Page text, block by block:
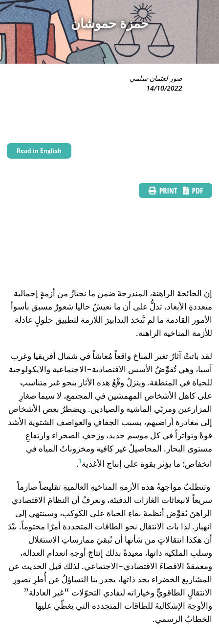
حمزة حموشان
صور لعثمان سلمي
14/10/2022
Read in English
إن الجائحةَ الراهنة، المندرجةَ ضمن ما نجتازُ من أزمةٍ إجمالية
متعددةِ الأبعاد، تدلُّ على أن ما نعيشُ حاليا شعورٌ مسبق بأسوأ
الأمور القادمة ما لم نَّتخذ التدابيرَ اللازمة لتطبيق حلولٍ عادلة
للأزمة المناخية الراهنة.
لقد باتتْ آثارُ تغير المناخ واقعاً مُعاشاً في شمال أفريقيا وغرب
آسيا، وهي تُقوِّضُ الأسس الاقتصادية-الاجتماعية والايكولوجية
للحياة في المنطقة. وينزلُ وقْعُ هذه الأثار بنحو غير متناسب
على كاهل الأشخاص المهمشين في المجتمع، لا سيما صغارِ
المزارعين ومربّي الماشية والصيادين. ويضطرُ بعض الأشخاص
إلى مغادرة أراضيهم، بسبب الجفافِ والعواصف الشتوية الأشد
قوةً وتواتراً في كل موسم جديد، وزحفِ الصحراء وارتفاعِ
مستوى البحار. المحاصيلُ غير كافية ومخزوناتُ المياه في
انخفاض؛ ما يؤثر بقوة على إنتاج الأغذية1
.
وتتطلبُ مواجهةُ هذه الأزمةِ المناخيةِ العالميةِ تقليصاً صارماً
سريعاً لانبعاثات الغازات الدفيئة، ونعرفُ أن النظامَ الاقتصادي
الراهنَ يُقوِّض أنظمةَ بقاءِ الحياة على الكوكب، وسينتهي إلى
انهيار. لذا بات الانتقال نحو الطاقات المتجددة أمرًا محتوماً. بيْدَ
أن هكذا انتقالاتٍ من شأنها أن تُبقيَ ممارساتِ الاستغلال
وسلبِ الملكية ذاتها، معيدةً بذلك إنتاجَ أوجهِ انعدام العدالة،
ومعمقةً الاقصاءَ الاقتصادي-الاجتماعي. لذلك قبل الحديث عن
المشاريع الخضراء بحد ذاتها، يجدر بنا التساؤلُ عن أُطرِ تصورِ
الانتقالٍ الطاقويٍّ وخياراته لتفادي التحوّلات “غير العادلة”
والأوجهَ الإشكاليةَ للطاقات المتجددة التي يغطّي عليها
الخطابُ الرسمي.